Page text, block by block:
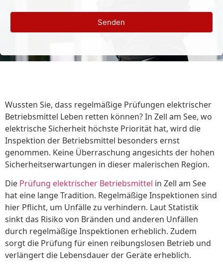
Senden
Wussten Sie, dass regelmäßige Prüfungen elektrischer
Betriebsmittel Leben retten können? In Zell am See, wo
elektrische Sicherheit höchste Priorität hat, wird die
Inspektion der Betriebsmittel besonders ernst
genommen. Keine Überraschung angesichts der hohen
Sicherheitserwartungen in dieser malerischen Region.
Die Prüfung elektrischer Betriebsmittel in Zell am See
hat eine lange Tradition. Regelmäßige Inspektionen sind
hier Pflicht, um Unfälle zu verhindern. Laut Statistik
sinkt das Risiko von Bränden und anderen Unfällen
durch regelmäßige Inspektionen erheblich. Zudem
sorgt die Prüfung für einen reibungslosen Betrieb und
verlängert die Lebensdauer der Geräte erheblich.